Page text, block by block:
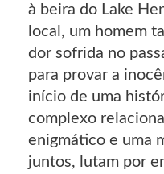
à beira do Lake
local, um homem
dor sofrida no
para provar a
início de uma
complexo
enigmático e uma
juntos, lutam por